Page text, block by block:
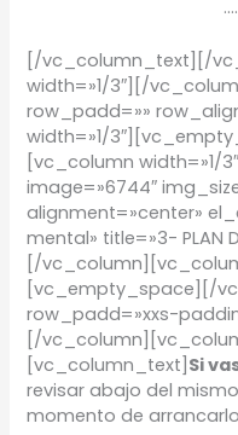
[/vc_column_text][/
width=»1/3″][/
row_padd=»»
width=»1/
[vc_column width=»1/
image=»6744″
alignment=»center»
mental» title=»3- PLAN
[/
[vc_empty_space][/
row_padd=»xxs-
[/
[vc_column_text] Si
revisar abajo del
momento de